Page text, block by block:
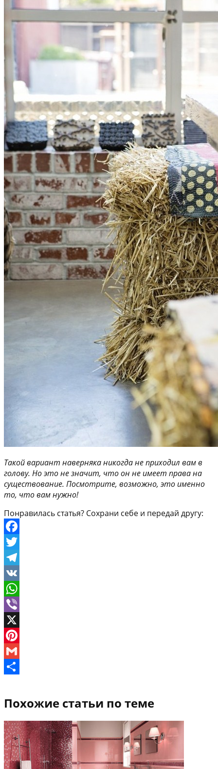
Такой вариант наверняка никогда не приходил вам в
голову. Но это не значит, что он не имеет права на
существование. Посмотрите, возможно, это именно
то, что вам нужно!
Понравилась статья? Сохрани себе и передай другу:
Facebook
Twitter
Telegram
VK
WhatsApp
Viber
X
Pinterest
Gmail
Похожие статьи по теме